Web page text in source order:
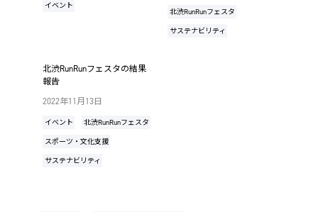
イベント
北渋RunRunフェスタ
サステナビリティ
2022年11月13日
イベント 北渋RunRunフェスタ
スポーツ・文化支援
サステナビリティ
北渋RunRunフェスタの結果
報告